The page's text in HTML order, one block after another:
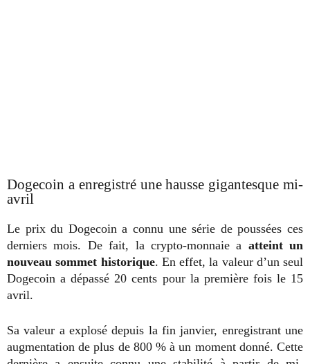
Dogecoin a enregistré une hausse gigantesque mi-
avril
Le prix du Dogecoin a connu une série de poussées ces
derniers mois. De fait, la crypto-monnaie a atteint un
nouveau sommet historique. En effet,la valeur d’un seul
Dogecoin a dépassé 20 cents pour la première fois le 15
avril.
Sa valeur a explosé depuis la fin janvier, enregistrant une
augmentation de plus de 800 % à un moment donné. Cette